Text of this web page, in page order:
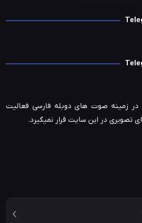
زمینه صوت های دوبله فارسی فعالیت
تصویری در این سایت قرار نمیگیرد.